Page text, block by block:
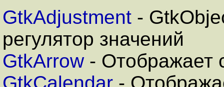
GtkAdjustment -
регулятор значений
GtkArrow- Отображает